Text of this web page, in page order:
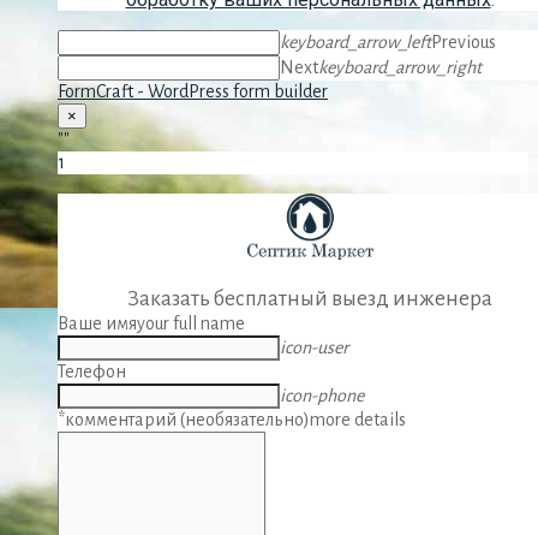
keyboard_arrow_leftPrevious
Nextkeyboard_arrow_right
FormCraft - WordPress form builder
×
""
1
Заказать бесплатный выезд инженера
Ваше имяyour full name
icon-user
Телефон
icon-phone
*комментарий (необязательно)more details